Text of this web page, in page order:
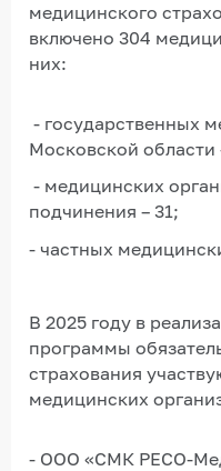
медицинского
включено 304
них:
- государственных
Московской области
- медицинских
подчинения – 31;
- частных
В 2025 году в
программы
страхования
медицинских
- ООО «СМК РЕСО-